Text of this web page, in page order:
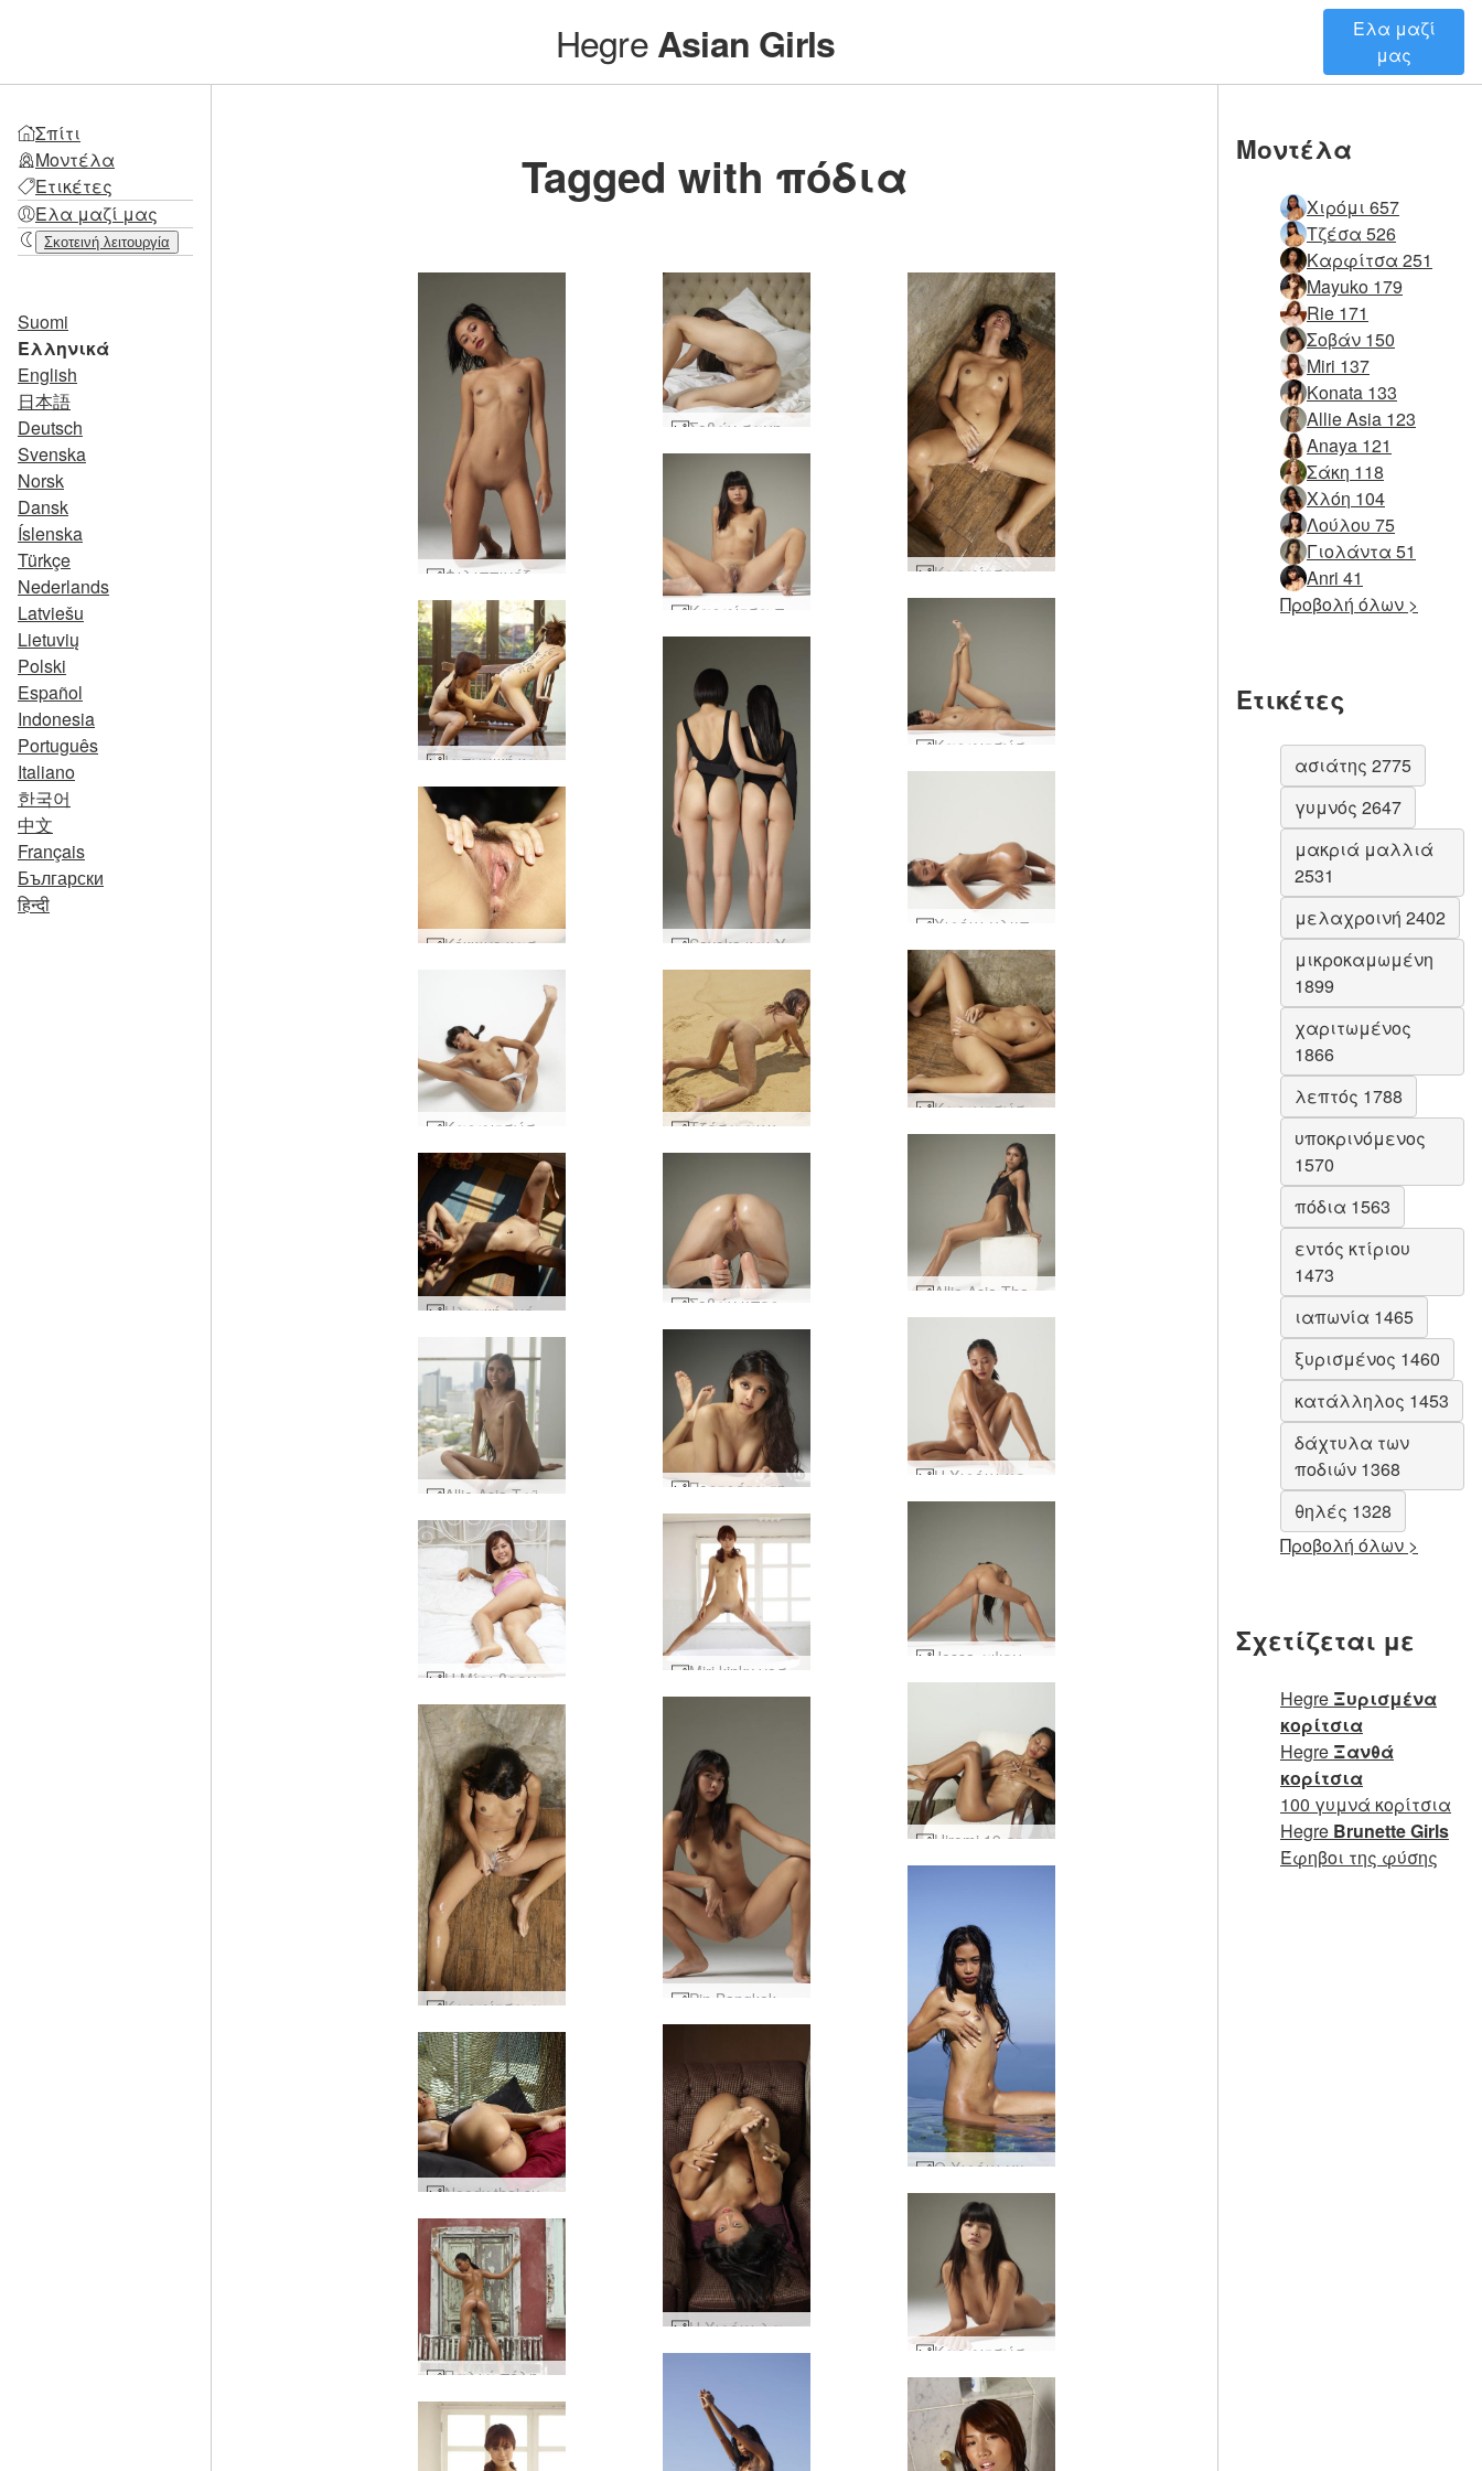
HegreAsian Girls
Ελα μαζί
μας
Σπίτι
Μοντέλα
Ετικέτες
Ελα μαζί μας
Σκοτεινή λειτουργία
Suomi
Ελληνικά
English
日本語
Deutsch
Svenska
Norsk
Dansk
Íslenska
Türkçe
Nederlands
Latviešu
Lietuvių
Polski
Español
Indonesia
Português
Italiano
한국어
中文
Français
Български
हिन्दी
Tagged with πόδια
Φιλιππινέζα που φλερτάρει τη Χιρόμι #14
Καρφίτσα αχνιστή #33
Ιαπωνική καλλιγραφία Mayuko και Saki #18
Sayoko και Yun γιαπωνέζικα γυμνά #8
Κόκκινο κασκόλ Mayuko part2 #59
Καρφιτσώστε την αγάπη για τον εαυτό σας #7
Τζέσα αμμώδες μουνί #37
Allie Asia Thai ταμπού #8
Ηλιακή ενέργεια Anaya #1
Πορτρέτα της Anaya #10
Η Μίρι βρεγμένη στο κρεβάτι #65
Hiromi 19 ετών 40 κιλά 159 εκ #3
Καρφίτσα αχνιστή #14
Ο Χιρόμι γυμνός στην πισίνα #23
Η Χιρόμι λατρεύει να είναι γυμνή #47
Noody thai super model part 2 #33
Παλιά πόλη Χιρόμι Μπανγκόκ #4
Μοντέλα
Χιρόμι 657
Τζέσα 526
Καρφίτσα 251
Mayuko 179
Rie 171
Σοβάν 150
Miri 137
Konata 133
Allie Asia 123
Anaya 121
Σάκη 118
Χλόη 104
Λούλου 75
Γιολάντα 51
Anri 41
Προβολή όλων >
Ετικέτες
ασιάτης 2775
γυμνός 2647
μακριά μαλλιά
2531
μελαχροινή 2402
μικροκαμωμένη
1899
χαριτωμένος
1866
λεπτός 1788
υποκρινόμενος
1570
πόδια 1563
εντός κτίριου
1473
ιαπωνία 1465
ξυρισμένος 1460
κατάλληλος 1453
δάχτυλα των
ποδιών 1368
θηλές 1328
Προβολή όλων >
Σχετίζεται με
Hegre Ξυρισμένα
κορίτσια
Hegre Ξανθά
κορίτσια
100 γυμνά κορίτσια
Hegre Brunette Girls
Έφηβοι της φύσης